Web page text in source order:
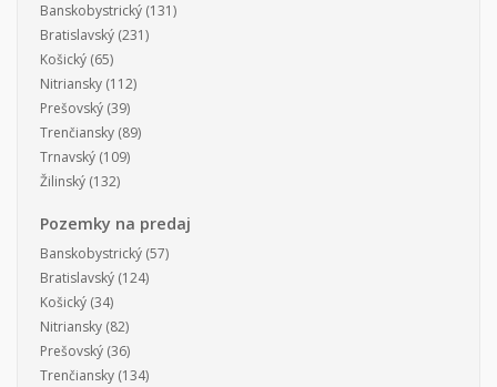
Banskobystrický (131)
Bratislavský (231)
Košický (65)
Nitriansky (112)
Prešovský (39)
Trenčiansky (89)
Trnavský (109)
Žilinský (132)
Pozemky na predaj
Banskobystrický (57)
Bratislavský (124)
Košický (34)
Nitriansky (82)
Prešovský (36)
Trenčiansky (134)